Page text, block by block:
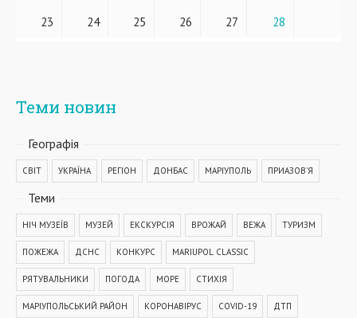
23
24 25 26 27 28
Теми новин
Географiя
СВІТ УКРАЇНА РЕГІОН ДОНБАС МАРІУПОЛЬ ПРИАЗОВ'Я
Теми
НІЧ МУЗЕЇВ МУЗЕЙ ЕКСКУРСІЯ ВРОЖАЙ ВЕЖА ТУРИЗМ
ПОЖЕЖА ДСНС КОНКУРС MARIUPOL CLASSIC
РЯТУВАЛЬНИКИ ПОГОДА МОРЕ СТИХІЯ
МАРІУПОЛЬСЬКИЙ РАЙОН КОРОНАВІРУС COVID-19 ДТП